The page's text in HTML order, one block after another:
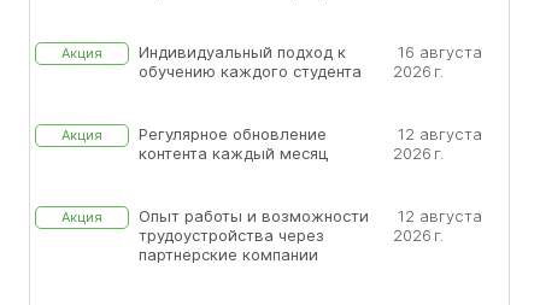
Акция
Индивидуальный подход к
обучению каждого студента
16 августа
2026 г.
Акция
Регулярное обновление
контента каждый месяц
12 августа
2026 г.
Акция
Опыт работы и возможности
трудоустройства через
партнерские компании
12 августа
2026 г.